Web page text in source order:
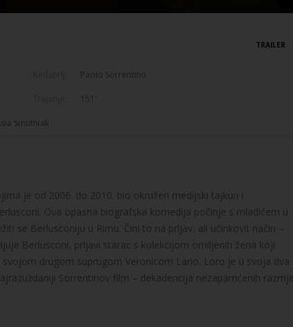
TRAILER
Paolo Sorrentino
151'
Smutniak
je od 2006. do 2010. bio okružen medijski tajkun i
Ova opasna biografska komedija počinje s mladićem u
se Berlusconiju u Rimu. Čini to na prljav, ali učinkovit način –
Berlusconi, prljavi starac s kolekcijom omiljenih žena koji
drugom suprugom Veronicom Lario. Loro je u svoja dva
Sorrentinov film – dekadencija nezapamćenih